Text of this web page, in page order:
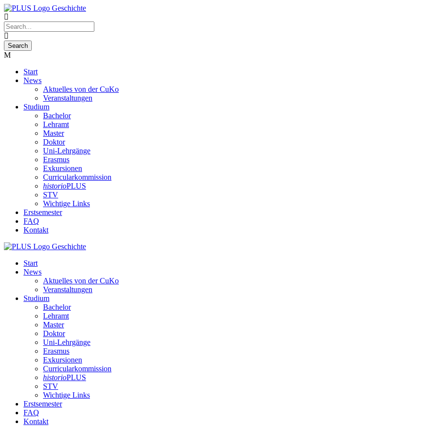
Start
News
Aktuelles von der CuKo
Veranstaltungen
Studium
Bachelor
Lehramt
Master
Doktor
Uni-Lehrgänge
Erasmus
Exkursionen
Curricularkommission
historioPLUS
STV
Wichtige Links
Erstsemester
FAQ
Kontakt
Start
News
Aktuelles von der CuKo
Veranstaltungen
Studium
Bachelor
Lehramt
Master
Doktor
Uni-Lehrgänge
Erasmus
Exkursionen
Curricularkommission
historioPLUS
STV
Wichtige Links
Erstsemester
FAQ
Kontakt